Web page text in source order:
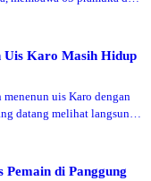
tanpa beban biaya.
Uis Karo Masih Hidup
uis Karo dengan
datang melihat langsung
di Panggung